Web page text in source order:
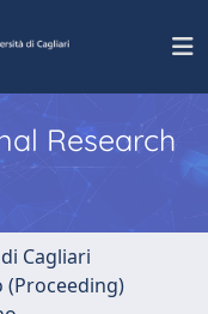
Research
Cagliari
(Proceeding)